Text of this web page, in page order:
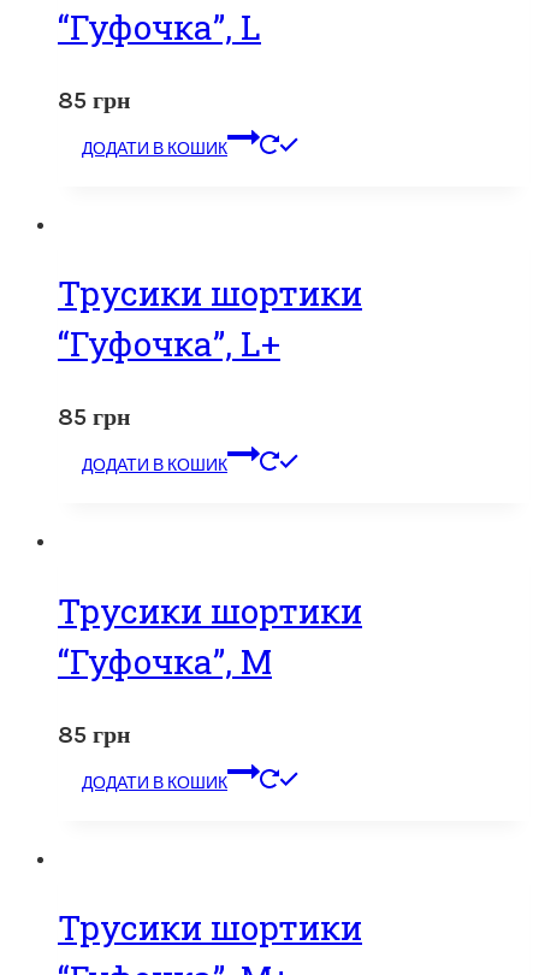
“Гуфочка”, L
85 грн
ДОДАТИ В КОШИК
Трусики шортики
“Гуфочка”, L+
85 грн
ДОДАТИ В КОШИК
Трусики шортики
“Гуфочка”, M
85 грн
ДОДАТИ В КОШИК
Трусики шортики